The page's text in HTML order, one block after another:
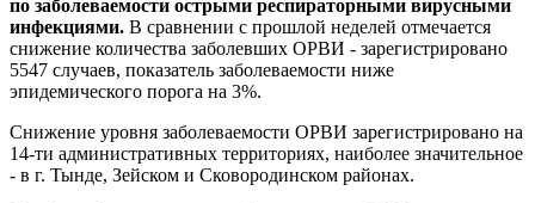
по заболеваемости острыми респираторными вирусными
инфекциями. В сравнении с прошлой неделей отмечается
снижение количества заболевших ОРВИ - зарегистрировано
5547 случаев, показатель заболеваемости ниже
эпидемического порога на 3%.
Снижение уровня заболеваемости ОРВИ зарегистрировано на
14-ти административных территориях, наиболее значительное
- в г. Тынде, Зейском и Сковородинском районах.